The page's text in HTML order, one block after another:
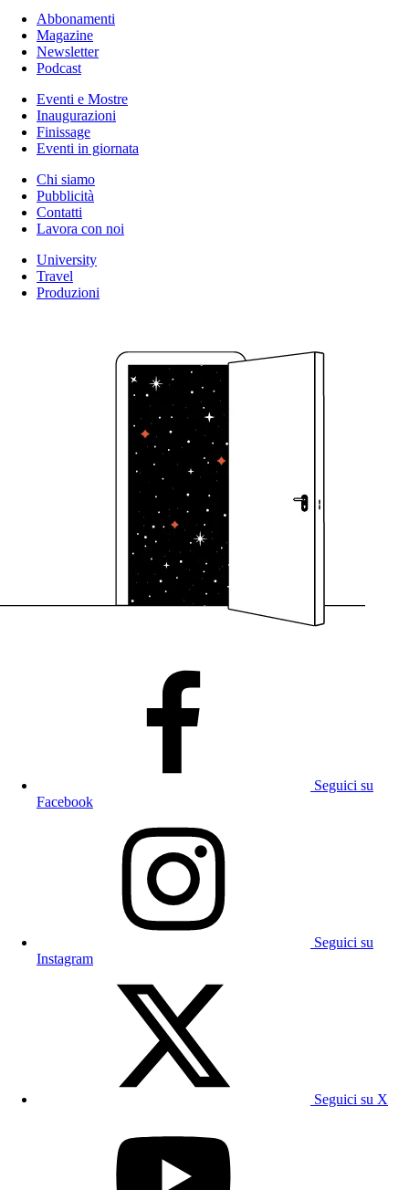
Abbonamenti
Magazine
Newsletter
Podcast
Eventi e Mostre
Inaugurazioni
Finissage
Eventi in giornata
Chi siamo
Pubblicità
Contatti
Lavora con noi
University
Travel
Produzioni
Seguici su
Facebook
Seguici su
Instagram
Seguici su X